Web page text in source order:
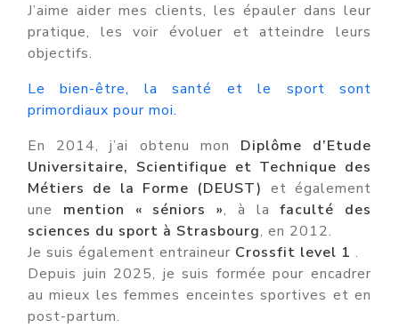
J’aime aider mes clients, les épauler dans leur
pratique, les voir évoluer et atteindre leurs
objectifs.
Le bien-être, la santé et le sport sont
primordiaux pour moi.
En 2014, j’ai obtenu mon Diplôme d’Etude
Universitaire, Scientifique et Technique des
Métiers de la Forme (DEUST) et également
une mention « séniors », à lafaculté des
sciences du sport à Strasbourg, en 2012.
Je suis également entraineur Crossfit level 1 .
Depuis juin 2025, je suis formée pour encadrer
au mieux les femmes enceintes sportives et en
post-partum.